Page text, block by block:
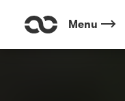
Menu